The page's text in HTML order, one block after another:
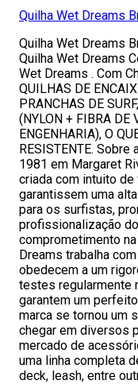
Quilha Wet Dreams
Quilha Wet Dreams
Quilha Wet Dreams
Wet Dreams . Com
QUILHAS DE
PRANCHAS DE
(NYLON + FIBRA DE
ENGENHARIA), O
RESISTENTE.
1981 em Margaret
criada com intuito
garantissem uma
para os surfistas,
profissionalização
comprometimento
Dreams trabalha
obedecem a um
testes regularmente
garantem um
marca se tornou um
chegar em diversos
mercado de
uma linha completa
deck, leash, entre